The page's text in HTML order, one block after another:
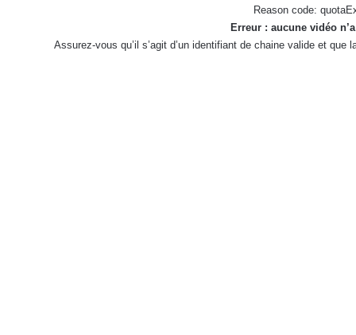
Reason code:
Erreur : aucune vidéo
Assurez-vous qu’il s’agit d’un identifiant de chaine valide et